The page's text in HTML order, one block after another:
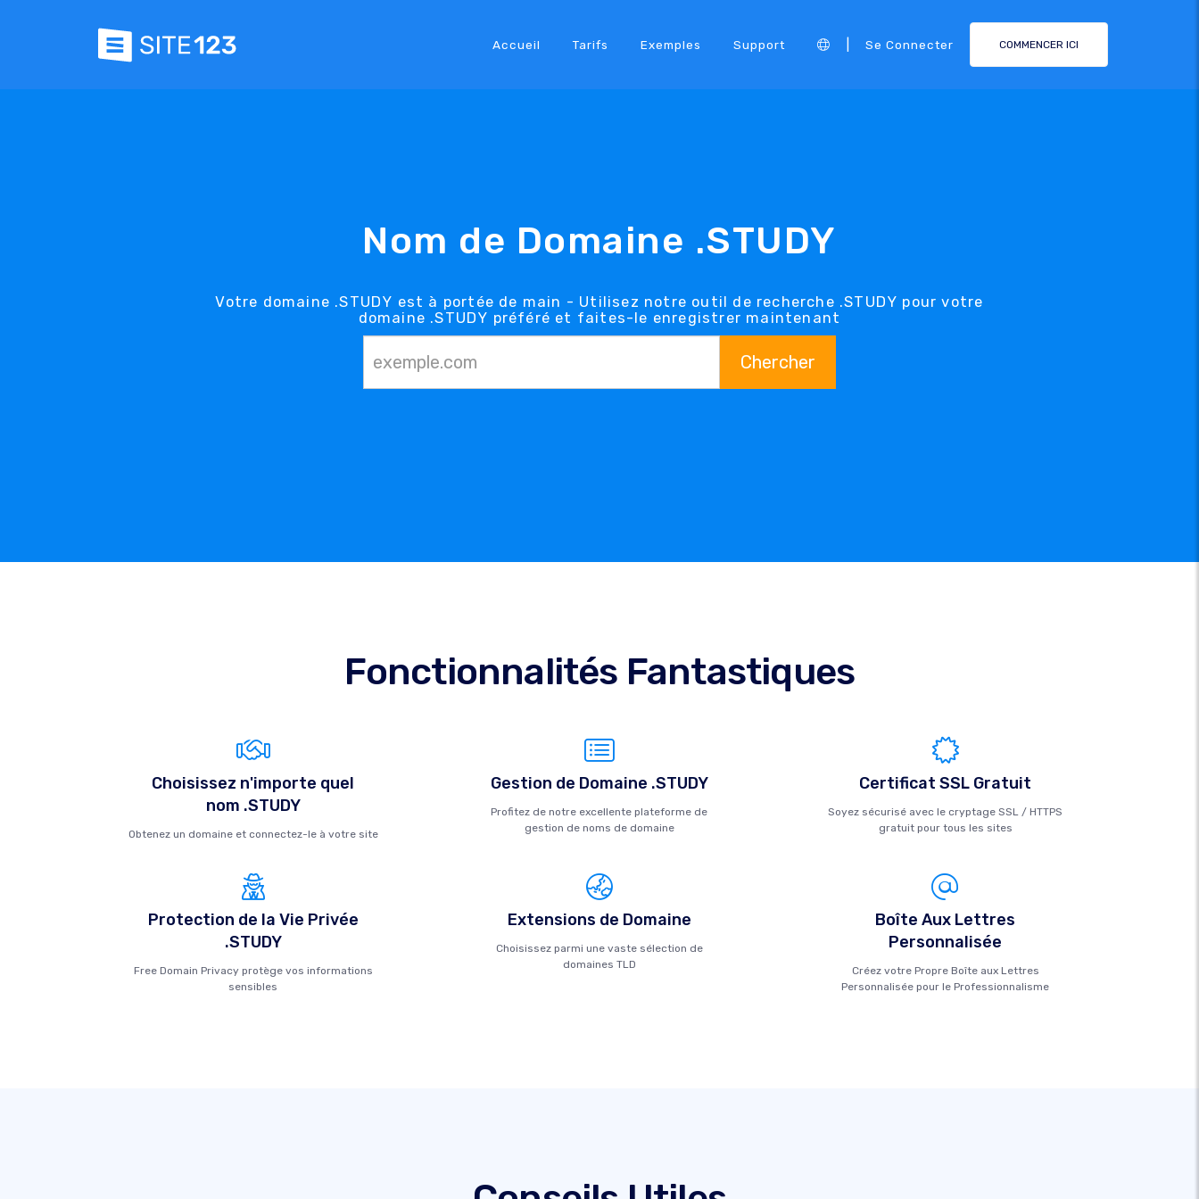
Accueil Tarifs Exemples Support Se Connecter COMMENCER ICI
Nom de Domaine .STUDY
Votre domaine .STUDY est à portée de main - Utilisez notre outil de recherche .STUDY pour votre
domaine .STUDY préféré et faites-le enregistrer maintenant
Chercher
Fonctionnalités Fantastiques
Choisissez n'importe quel
nom .STUDY
Obtenez un domaine et connectez-le à votre site
Gestion de Domaine .STUDY
Profitez de notre excellente plateforme de
gestion de noms de domaine
Certificat SSL Gratuit
Soyez sécurisé avec le cryptage SSL / HTTPS
gratuit pour tous les sites
Protection de la Vie Privée
.STUDY
Free Domain Privacy protège vos informations
sensibles
Extensions de Domaine
Choisissez parmi une vaste sélection de
domaines TLD
Boîte Aux Lettres
Personnalisée
Créez votre Propre Boîte aux Lettres
Personnalisée pour le Professionnalisme